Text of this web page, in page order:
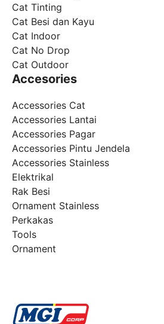
Cat Tinting
Cat Besi dan Kayu
Cat Indoor
Cat No Drop
Cat Outdoor
Accesories
Accessories Cat
Accessories Lantai
Accessories Pagar
Accessories Pintu Jendela
Accessories Stainless
Elektrikal
Rak Besi
Ornament Stainless
Perkakas
Tools
Ornament